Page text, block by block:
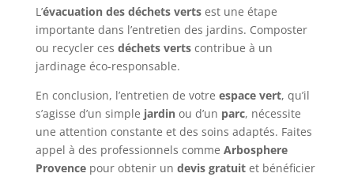
L’évacuation des déchets vertsest une étape
importante dans l’entretien des jardins. Composter
ou recycler ces déchets vertscontribue à un
jardinage éco-responsable.
En conclusion, l’entretien de votre espace vert, qu’il
s’agisse d’un simple jardinou d’un parc, nécessite
une attention constante et des soins adaptés. Faites
appel à des professionnels comme Arbosphere
Provencepour obtenir un devis gratuitet bénéficier